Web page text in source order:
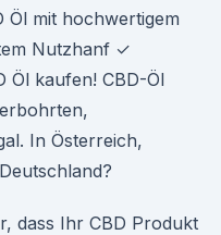
mit hochwertigem
Nutzhanf ✓
Öl kaufen! CBD-Öl
In Österreich,
dass Ihr CBD Produkt